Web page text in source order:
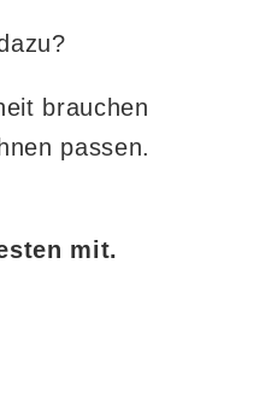
brauchen
passen.
mit.